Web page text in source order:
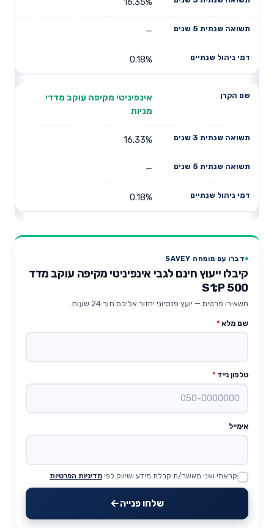
—
0.18%
אינפיניטי מקיפה עוקב מדדי
מניות
16.33%
—
0.18%
דברו עם מומחה SAVEY
קיבלו ייעוץ חינם לגבי אינפיניטי מקיפה עוקב מדד
S1;P 500
השאירו פרטים — יועץ פנסיוני יחזור אליכם תוך 24 שעות.
שם מלא *
טלפון נייד *
אימייל
Website
קראתי ואני מאשר/ת קבלת מידע ושיווק לפי מדיניות הפרטיות
שלחו פנייה